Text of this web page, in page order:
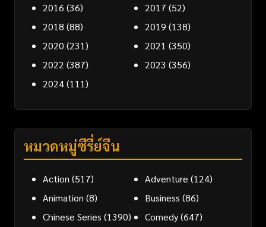
2016 (36) 2017 (52)
2018 (88) 2019 (138)
2020 (231) 2021 (350)
2022 (387) 2023 (356)
2024(111)
หมวดหมู่ซีรี่ย์จีน
Action (517) Adventure (124)
Animation (8) Business (86)
Chinese Series (1390) Comedy(647)